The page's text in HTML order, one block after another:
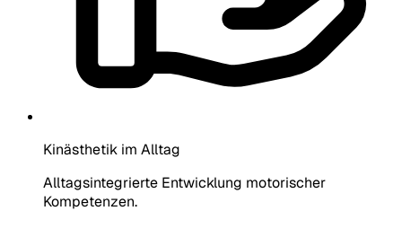
Kinästhetik im Alltag
Alltagsintegrierte Entwicklung motorischer
Kompetenzen.